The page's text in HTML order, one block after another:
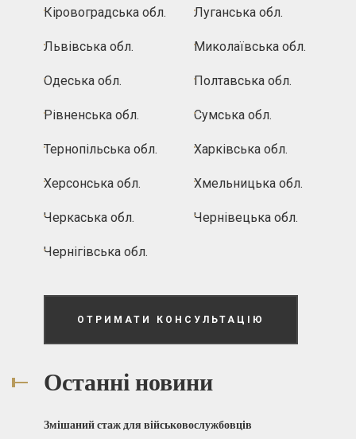
Кіровоградська обл. Луганська обл.
Львівська обл. Миколаївська обл.
Одеська обл. Полтавська обл.
Рівненська обл. Сумська обл.
Тернопільська обл. Харківська обл.
Херсонська обл. Хмельницька обл.
Черкаська обл. Чернівецька обл.
Чернігівська обл.
ОТРИМАТИ КОНСУЛЬТАЦІЮ
Останні новини
Змішаний стаж для військовослужбовців